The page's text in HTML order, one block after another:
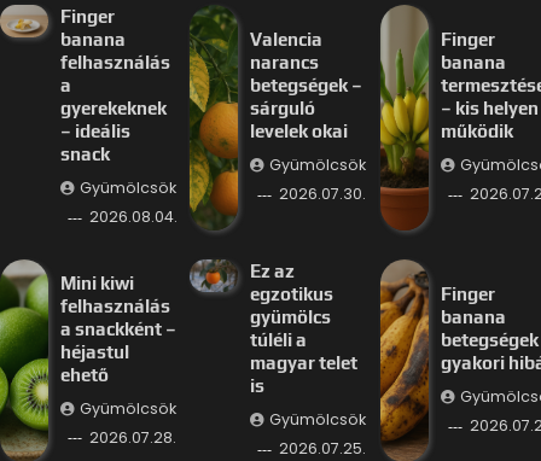
Finger
banana
felhasználás
a
gyerekeknek
– ideális
snack
Gyümölcsök
2026.08.04.
Valencia
narancs
betegségek –
sárguló
levelek okai
Gyümölcsök
2026.07.30.
Finger
banana
– kis
működik
Mini kiwi
felhasználás
a snackként –
héjastul
ehető
Gyümölcsök
2026.07.28.
Ez az
egzotikus
gyümölcs
túléli a
magyar telet
is
Gyümölcsök
2026.07.25.
Finger
banana
betegségek
gyakori